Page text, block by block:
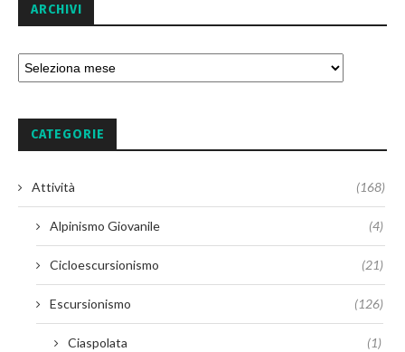
ARCHIVI
CATEGORIE
Attività (168)
Alpinismo Giovanile (4)
Cicloescursionismo (21)
Escursionismo (126)
Ciaspolata (1)